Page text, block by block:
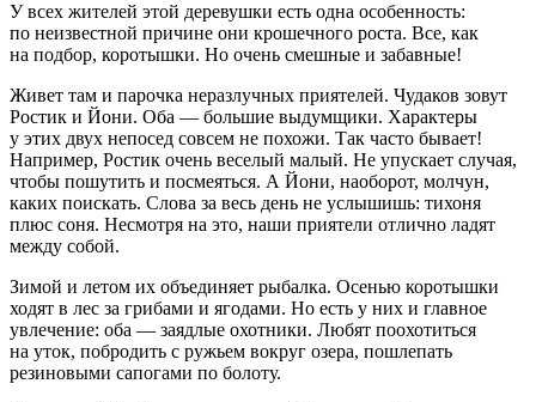
У всех жителей этой деревушки есть одна особенность:
по неизвестной причине они крошечного роста. Все, как
на подбор, коротышки. Но очень смешные и забавные!
Живет там и парочка неразлучных приятелей. Чудаков зовут
Ростик и Йони. Оба — большие выдумщики. Характеры
у этих двух непосед совсем не похожи. Так часто бывает!
Например, Ростик очень веселый малый. Не упускает случая,
чтобы пошутить и посмеяться. А Йони, наоборот, молчун,
каких поискать. Слова за весь день не услышишь: тихоня
плюс соня. Несмотря на это, наши приятели отлично ладят
между собой.
Зимой и летом их объединяет рыбалка. Осенью коротышки
ходят в лес за грибами и ягодами. Но есть у них и главное
увлечение: оба — заядлые охотники. Любят поохотиться
на уток, побродить с ружьем вокруг озера, пошлепать
резиновыми сапогами по болоту.